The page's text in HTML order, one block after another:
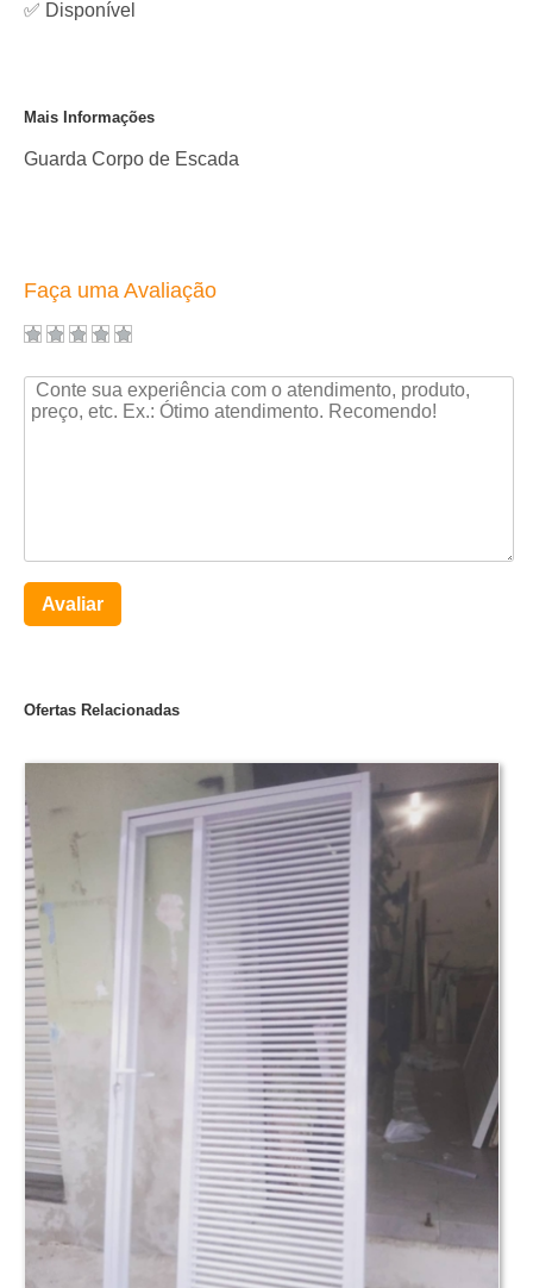
✅ Disponível
Mais Informações
Guarda Corpo de Escada
Faça uma Avaliação
Avaliar
Ofertas Relacionadas